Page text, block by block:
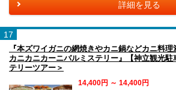
詳細を見る
17
『本ズワイガニの網焼きやカニ鍋などカニ料理
カニカニカーニバルミステリー』【神立観光
テリーツアー＞
14,400円 ～ 14,400円